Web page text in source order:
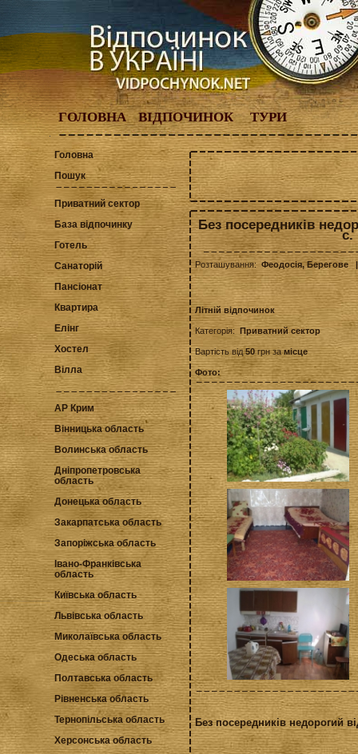
ГОЛОВНА ВІДПОЧИНОК ТУРИ
Головна
Пошук
Приватний сектор
База відпочинку
Готель
Санаторій
Пансіонат
Квартира
Елінг
Хостел
Вілла
АР Крим
Вінницька область
Волинська область
Дніпропетровська
область
Донецька область
Закарпатська область
Запоріжська область
Івано-Франківська
область
Київська область
Львівська область
Миколаївська область
Одеська область
Полтавська область
Рівненська область
Тернопільська область
Херсонська область
Без посередників
с.
Розташування: Феодосія, Берегове |
Літній відпочинок
Категорія:Приватний сектор
Вартість від50грн замісце
Фото:
Без посередників недорогий